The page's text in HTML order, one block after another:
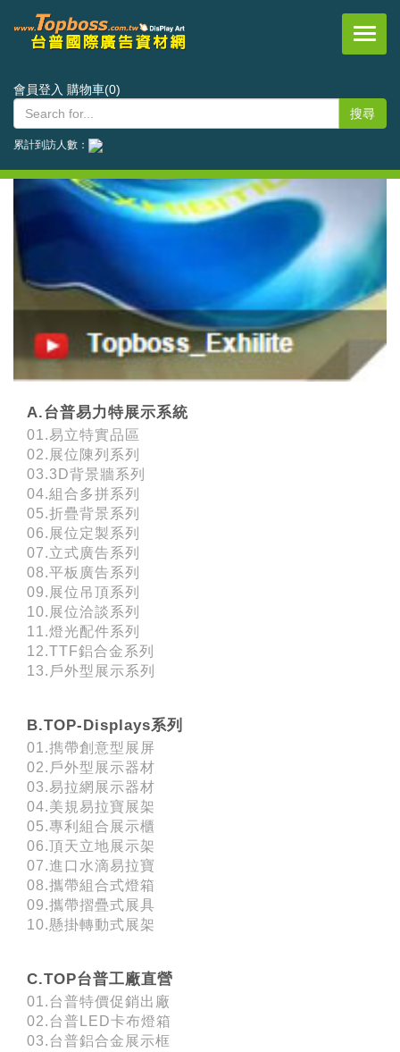
會員登入 購物車(0)
累計到訪人數：
A.台普易力特展示系統
01.易立特實品區
02.展位陳列系列
03.3D背景牆系列
04.組合多拼系列
05.折疊背景系列
06.展位定製系列
07.立式廣告系列
08.平板廣告系列
09.展位吊頂系列
10.展位洽談系列
11.燈光配件系列
12.TTF鋁合金系列
13.戶外型展示系列
B.TOP-Displays系列
01.擕帶創意型展屏
02.戶外型展示器材
03.易拉網展示器材
04.美規易拉寶展架
05.專利組合展示櫃
06.頂天立地展示架
07.進口水滴易拉寶
08.攜帶組合式燈箱
09.攜帶摺疊式展具
10.懸掛轉動式展架
C.TOP台普工廠直營
01.台普特價促銷出廠
02.台普LED卡布燈箱
03.台普鋁合金展示框